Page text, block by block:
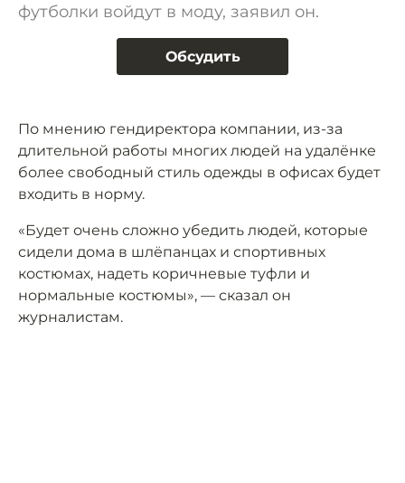
футболки войдут в моду, заявил он.
Обсудить
По мнению гендиректора компании, из-за
длительной работы многих людей на удалёнке
более свободный стиль одежды в офисах будет
входить в норму.
«Будет очень сложно убедить людей, которые
сидели дома в шлёпанцах и спортивных
костюмах, надеть коричневые туфли и
нормальные костюмы», — сказал он
журналистам.